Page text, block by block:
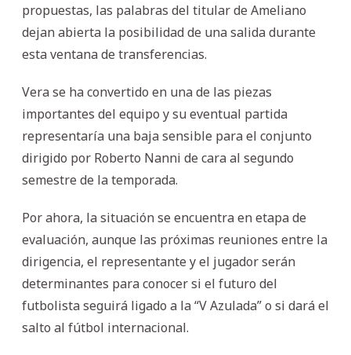
propuestas, las palabras del titular de Ameliano
dejan abierta la posibilidad de una salida durante
esta ventana de transferencias.
Vera se ha convertido en una de las piezas
importantes del equipo y su eventual partida
representaría una baja sensible para el conjunto
dirigido por Roberto Nanni de cara al segundo
semestre de la temporada.
Por ahora, la situación se encuentra en etapa de
evaluación, aunque las próximas reuniones entre la
dirigencia, el representante y el jugador serán
determinantes para conocer si el futuro del
futbolista seguirá ligado a la “V Azulada” o si dará el
salto al fútbol internacional.